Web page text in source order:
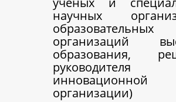
научных
образовательных
организаций
образования,
руководителя
инновационной
организации)